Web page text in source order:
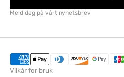
Meld deg på vårt nyhetsbrev
Vilkår for bruk